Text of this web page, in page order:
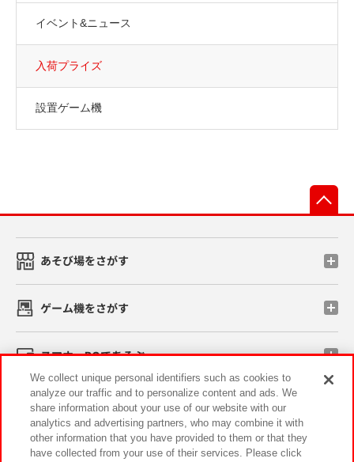
イベント&ニュース
入荷プライズ
設置ゲーム機
あそび場をさがす
ゲーム機をさがす
スマホ・PCであそぶ
イベント・キャンペーン
We collect unique personal identifiers such as cookies to
analyze our traffic and to personalize content and ads. We
share information about your use of our website with our
analytics and advertising partners, who may combine it with
other information that you have provided to them or that they
have collected from your use of their services. Please click